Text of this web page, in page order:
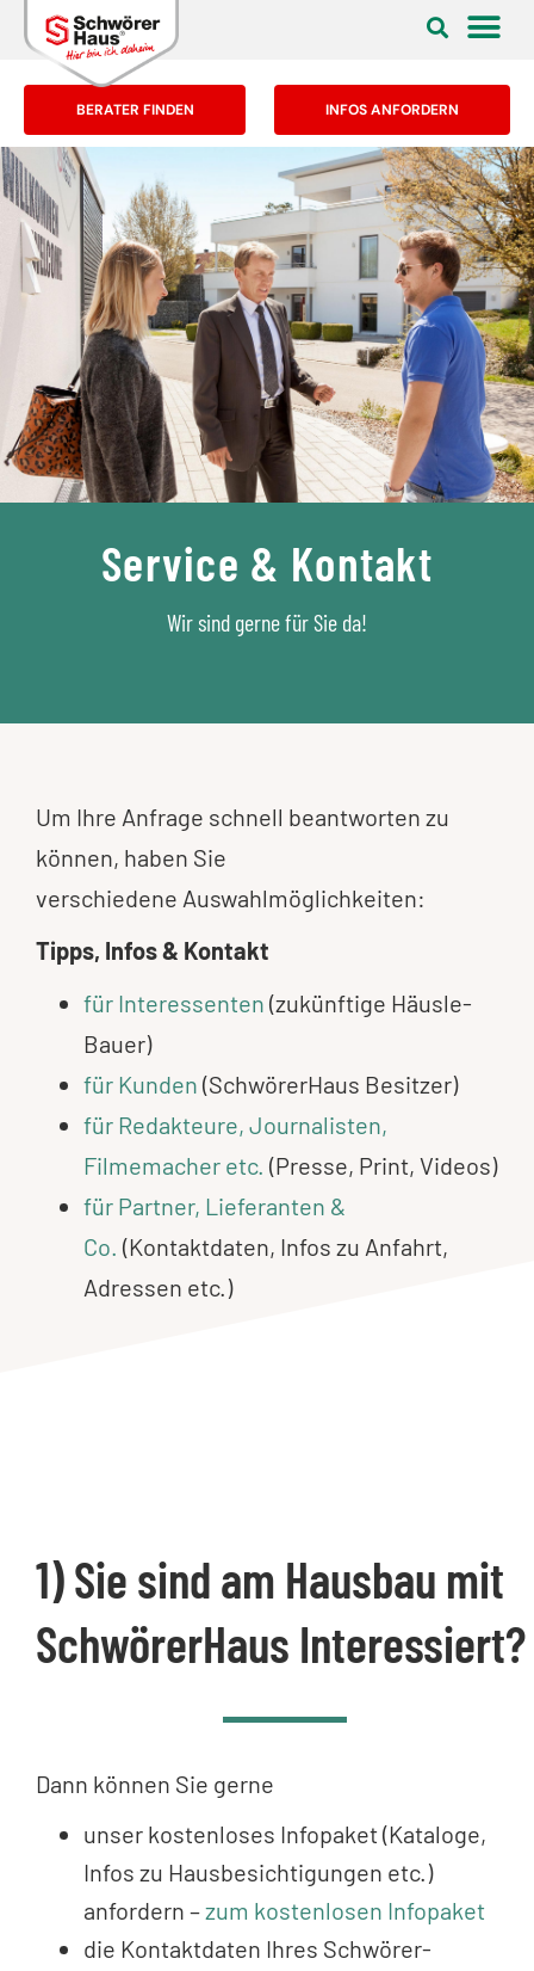
BERATER FINDEN INFOS ANFORDERN
Service & Kontakt
Wir sind gerne für Sie da!
Um Ihre Anfrage schnell beantworten zu
können, haben Sie
verschiedene Auswahlmöglichkeiten:
Tipps, Infos & Kontakt
für Interessenten (zukünftige Häusle-
Bauer)
für Kunden (SchwörerHaus Besitzer)
für Redakteure, Journalisten,
Filmemacher etc. (Presse, Print, Videos)
für Partner, Lieferanten &
Co. (Kontaktdaten, Infos zu Anfahrt,
Adressen etc.)
1) Sie sind am Hausbau mit
SchwörerHaus Interessiert?
Dann können Sie gerne
unser kostenloses Infopaket (Kataloge,
Infos zu Hausbesichtigungen etc.)
anfordern –zum kostenlosen Infopaket
die Kontaktdaten Ihres Schwörer-